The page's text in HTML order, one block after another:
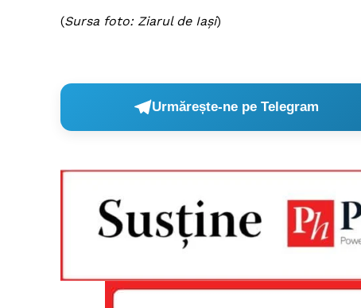
(Sursa foto: Ziarul de Iași)
Urmărește-ne pe Telegram